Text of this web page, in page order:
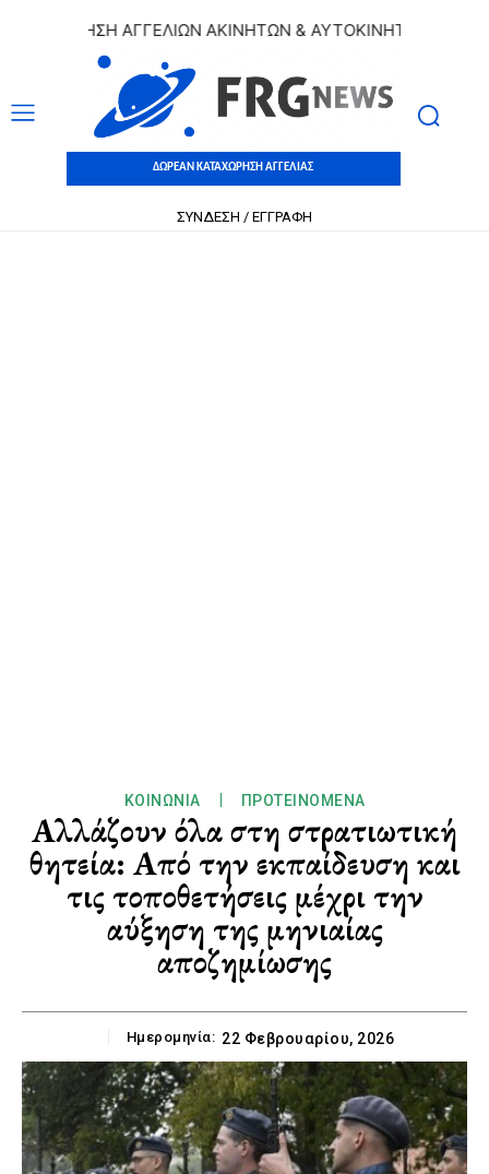
ΑΓΓΕΛΙΩΝ ΑΚΙΝΗΤΩΝ & ΑΥΤΟΚΙΝΗΤΩΝ |
ΔΩΡΕΑΝ ΚΑΤΑΧΩΡΗΣΗ ΑΓΓΕΛΙΑΣ
ΣΥΝΔΕΣΗ / ΕΓΓΡΑΦΗ
ΚΟΙΝΩΝΊΑ ΠΡΟΤΕΙΝΌΜΕΝΑ
Αλλάζουν όλα στη στρατιωτική
θητεία: Από την εκπαίδευση και
τις τοποθετήσεις μέχρι την
αύξηση της μηνιαίας
αποζημίωσης
Ημερομηνία: 22 Φεβρουαρίου, 2026